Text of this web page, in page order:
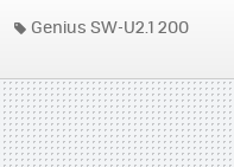
Genius SW-U2.1 200